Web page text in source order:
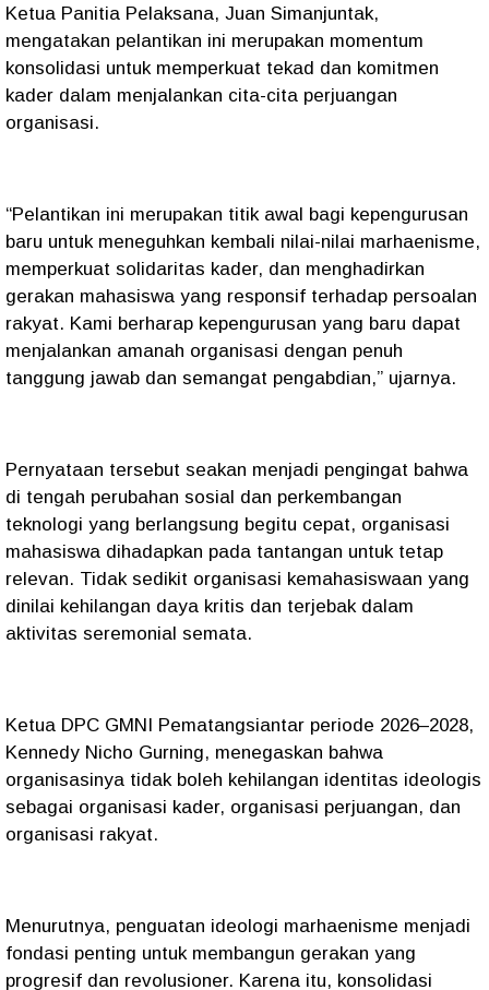
Ketua Panitia Pelaksana, Juan Simanjuntak,
mengatakan pelantikan ini merupakan momentum
konsolidasi untuk memperkuat tekad dan komitmen
kader dalam menjalankan cita-cita perjuangan
organisasi.
“Pelantikan ini merupakan titik awal bagi kepengurusan
baru untuk meneguhkan kembali nilai-nilai marhaenisme,
memperkuat solidaritas kader, dan menghadirkan
gerakan mahasiswa yang responsif terhadap persoalan
rakyat. Kami berharap kepengurusan yang baru dapat
menjalankan amanah organisasi dengan penuh
tanggung jawab dan semangat pengabdian,” ujarnya.
Pernyataan tersebut seakan menjadi pengingat bahwa
di tengah perubahan sosial dan perkembangan
teknologi yang berlangsung begitu cepat, organisasi
mahasiswa dihadapkan pada tantangan untuk tetap
relevan. Tidak sedikit organisasi kemahasiswaan yang
dinilai kehilangan daya kritis dan terjebak dalam
aktivitas seremonial semata.
Ketua DPC GMNI Pematangsiantar periode 2026–2028,
Kennedy Nicho Gurning, menegaskan bahwa
organisasinya tidak boleh kehilangan identitas ideologis
sebagai organisasi kader, organisasi perjuangan, dan
organisasi rakyat.
Menurutnya, penguatan ideologi marhaenisme menjadi
fondasi penting untuk membangun gerakan yang
progresif dan revolusioner. Karena itu, konsolidasi